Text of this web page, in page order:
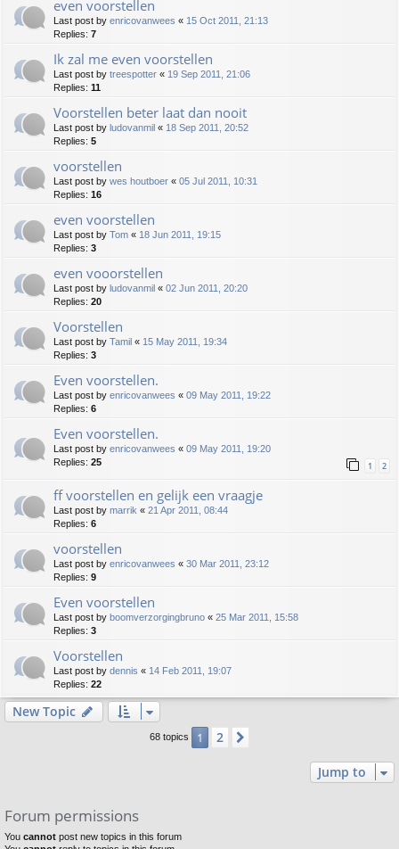
even voorstellen
Last post by enricovanwees « 15 Oct 2011, 21:13
Replies: 7
Ik zal me even voorstellen
Last post by treespotter « 19 Sep 2011, 21:06
Replies: 11
Voorstellen beter laat dan nooit
Last post by ludovanmil « 18 Sep 2011, 20:52
Replies: 5
voorstellen
Last post by wes houtboer « 05 Jul 2011, 10:31
Replies: 16
even voorstellen
Last post by Tom « 18 Jun 2011, 19:15
Replies: 3
even vooorstellen
Last post by ludovanmil « 02 Jun 2011, 20:20
Replies: 20
Voorstellen
Last post by Tamil « 15 May 2011, 19:34
Replies: 3
Even voorstellen.
Last post by enricovanwees « 09 May 2011, 19:22
Replies: 6
Even voorstellen.
Last post by enricovanwees « 09 May 2011, 19:20
Replies: 25 1 2
ff voorstellen en gelijk een vraagje
Last post by marrik « 21 Apr 2011, 08:44
Replies: 6
voorstellen
Last post by enricovanwees « 30 Mar 2011, 23:12
Replies: 9
Even voorstellen
Last post by boomverzorgingbruno « 25 Mar 2011, 15:58
Replies: 3
Voorstellen
Last post by dennis « 14 Feb 2011, 19:07
Replies: 22
New Topic
68 topics 1 2
Jump to
Forum permissions
You cannot post new topics in this forum